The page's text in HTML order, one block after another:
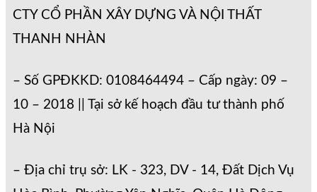
CTY CỔ PHẦN XÂY DỰNG VÀ NỘI THẤT
THANH NHÀN
– Số GPĐKKD: 0108464494 – Cấp ngày: 09 –
10 – 2018 || Tại sở kế hoạch đầu tư thành phố
Hà Nội
– Địa chỉ trụ sở: LK - 323, DV - 14, Đất Dịch Vụ